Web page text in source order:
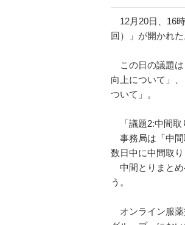
12月20日、16
回）」が開かれた
この日の議題は
向上について」
ついて」。
「議題2:中間取
事務局は「中間
数日中に中間取
中間とりまとめ
う。
オンライン服薬